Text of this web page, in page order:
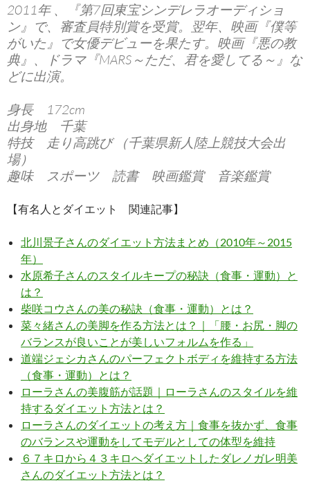
2011年 、『第7回東宝シンデレラオーディショ
ン』で、審査員特別賞を受賞。翌年、映画『僕等
がいた』で女優デビューを果たす。映画『悪の教
典』、ドラマ『MARS～ただ、君を愛してる～』な
どに出演。
身長 172cm
出身地 千葉
特技 走り高跳び （千葉県新人陸上競技大会出
場）
趣味 スポーツ 読書 映画鑑賞 音楽鑑賞
【有名人とダイエット 関連記事】
北川景子さんのダイエット方法まとめ（2010年～2015
年）
水原希子さんのスタイルキープの秘訣（食事・運動）と
は？
柴咲コウさんの美の秘訣（食事・運動）とは？
菜々緒さんの美脚を作る方法とは？｜「腰・お尻・脚の
バランスが良いことが美しいフォルムを作る」
道端ジェシカさんのパーフェクトボディを維持する方法
（食事・運動）とは？
ローラさんの美腹筋が話題｜ローラさんのスタイルを維
持するダイエット方法とは？
ローラさんのダイエットの考え方｜食事を抜かず、食事
のバランスや運動をしてモデルとしての体型を維持
６７キロから４３キロへダイエットしたダレノガレ明美
さんのダイエット方法とは？